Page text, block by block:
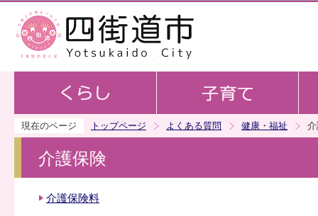
現在のページ トップページ よくある質問 健康・福祉
介護保険
介護保険料